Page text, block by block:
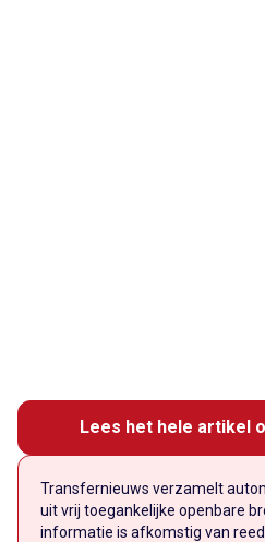
Lees het hele artikel
Transfernieuws verzamelt
uit vrij toegankelijke openbare
informatie is afkomstig van